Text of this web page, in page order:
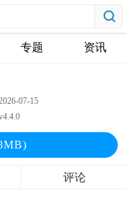
专题 资讯
07-15
评论